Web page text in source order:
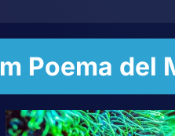
Poema del